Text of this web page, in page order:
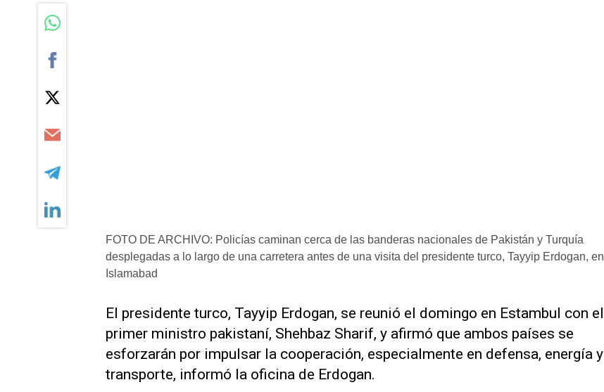
FOTO DE ARCHIVO: Policías caminan cerca de las banderas nacionales de Pakistán y Turquía
desplegadas a lo largo de una carretera antes de una visita del presidente turco, Tayyip Erdogan, en
Islamabad
El presidente turco, Tayyip Erdogan, se reunió el domingo en Estambul con el
primer ministro pakistaní, Shehbaz Sharif, y afirmó que ambos países se
esforzarán por impulsar la cooperación, especialmente en defensa, energía y
transporte, informó la oficina de Erdogan.